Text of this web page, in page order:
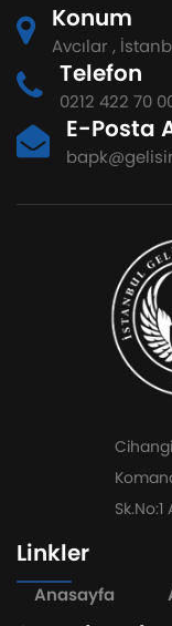
Konum
Avcılar ,
Telefon
0212 422 70
E-Posta
Sk.No:1
Linkler
Anasayfa